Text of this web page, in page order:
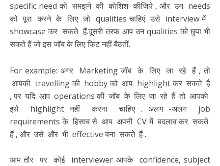
specific need को समझने की कोशिश कीजिये , और उन needs
को पूरा करने के लिए जो qualities चाहिएं उसे interview में
showcase कर सकते हैं.दूसरी तरफ आप उन qualities को छुपा भी
सकते हैं जो इस जॉब के लिए फिट नहीं बैठतीं.
For example: अगर Marketing जॉब के लिए जा रहे हैं , तो
आपकी travelling की hobby को आप highlight कर सकते हैं
, पर यदि आप operations की जॉब के लिए जा रहे हैं तो आपको
इसे highlight नहीं करना चाहिए . अलग -अलग job
requirements के हिसाब से आप अपनी CV में बदलाव कर सकते
हैं , और उसे और भी effective बना सकते हैं .
आम तौर पर कोई interviewer आपके confidence, subject